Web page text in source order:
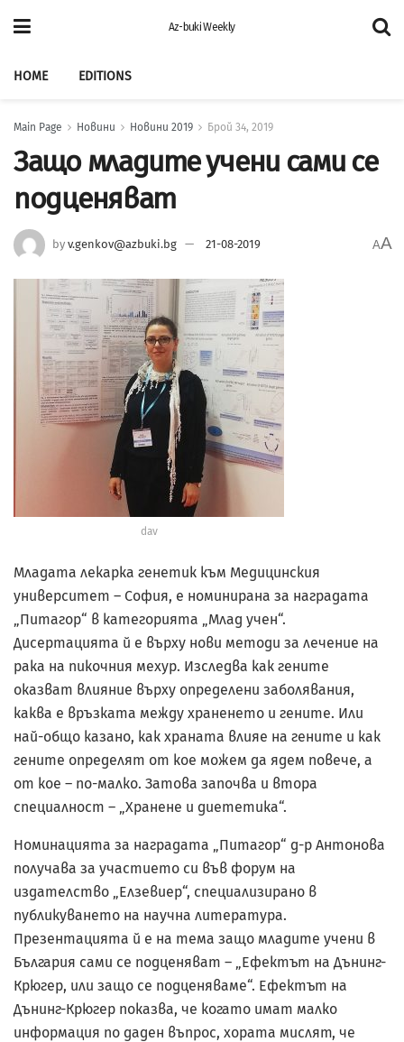
Az-buki Weekly
HOME EDITIONS
Main Page Новини Новини 2019 Брой 34, 2019
Защо младите учени сами се
подценяват
by v.genkov@azbuki.bg 21-08-2019 AA
dav
Младата лекарка генетик към Медицинския
университет – София, е номинирана за наградата
„Питагор“ в категорията „Млад учен“.
Дисертацията й е върху нови методи за лечение на
рака на пикочния мехур. Изследва как гените
оказват влияние върху определени заболявания,
каква е връзката между храненето и гените. Или
най-общо казано, как храната влияе на гените и как
гените определят от кое можем да ядем повече, а
от кое – по-малко. Затова започва и втора
специалност – „Хранене и диететика“.
Номинацията за наградата „Питагор“ д-р Антонова
получава за участието си във форум на
издателство „Елзевиер“, специализирано в
публикуването на научна литература.
Презентацията й е на тема защо младите учени в
България сами се подценяват – „Ефектът на Дънинг-
Крюгер, или защо се подценяваме“. Ефектът на
Дънинг-Крюгер показва, че когато имат малко
информация по даден въпрос, хората мислят, че